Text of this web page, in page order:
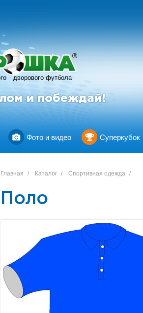
дворового футбола
R
и побеждай!
Фото и видео Суперкубок
Главная / Каталог / Спортивная одежда /
Поло